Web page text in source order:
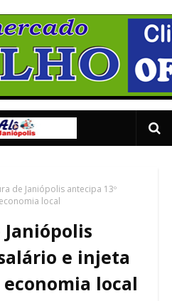
de Janiópolis antecipa 13º
local
e injeta
economia local